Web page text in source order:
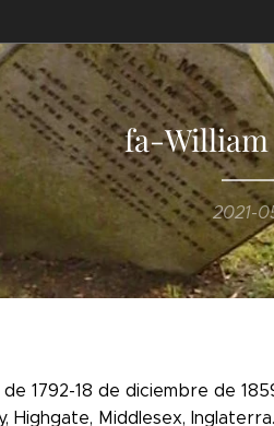
fa-William
2021-
1792-18 de diciembre de
Highgate, Middlesex, Inglaterra.